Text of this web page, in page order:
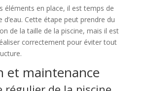
éléments en place, il est temps de
d’eau. Cette étape peut prendre du
de la taille de la piscine, mais il est
correctement pour éviter tout
et maintenance